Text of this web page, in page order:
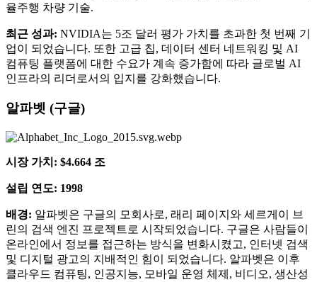
율주행 차량 기술.
최근 성과: NVIDIA는 5조 달러 평가 가치를 초과한 첫 번째 기
업이 되었습니다. 또한 고급 칩, 데이터 센터 네트워킹 및 AI
컴퓨팅 플랫폼에 대한 수요가 계속 증가함에 따라 글로벌 AI
인프라의 리더로서의 입지를 강화했습니다.
알파벳 (구글)
시장 가치: $4.664 조
설립 연도: 1998
배경: 알파벳은 구글의 모회사로, 래리 페이지와 세르게이 브
린의 검색 엔진 프로젝트로 시작되었습니다. 구글은 사람들이
온라인에서 정보를 접근하는 방식을 변화시켰고, 인터넷 검색
및 디지털 광고의 지배적인 힘이 되었습니다. 알파벳은 이후
클라우드 컴퓨팅, 인공지능, 모바일 운영 체제, 비디오, 생산성